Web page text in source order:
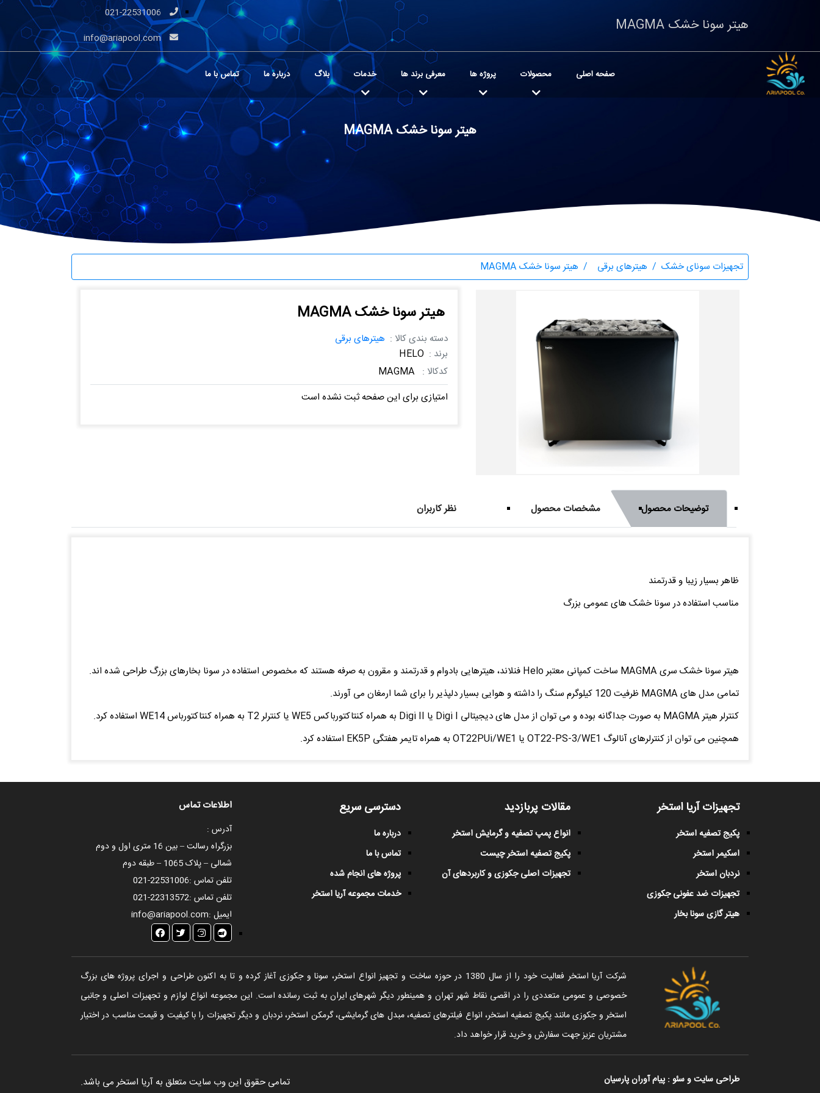
هیتر سونا خشک MAGMA
info@ariapool.com
صفحه اصلی محصولات پروژه ها معرفی برند ها خدمات بلاگ درباره ما تماس با ما
هیتر سونا خشک MAGMA
تجهیزات سونای خشک هیترهای برقی هیتر سونا خشک MAGMA
هیتر سونا خشک MAGMA
دسته بندی کالا : هیترهای برقی
برند : HELO
کدکالا : MAGMA
امتیازی برای این صفحه ثبت نشده است
توضیحات محصول مشخصات محصول نظر کاربران
ظاهر بسیار زیبا و قدرتمند
مناسب استفاده در سونا خشک های عمومی بزرگ
هیتر سونا خشک سری MAGMA ساخت کمپانی معتبر Helo فنلاند، هیترهایی بادوام و قدرتمند و مقرون به صرفه هستند که مخصوص استفاده در سونا بخارهای بزرگ طراحی شده اند.
تمامی مدل های MAGMA ظرفیت 120 کیلوگرم سنگ را داشته و هوایی بسیار دلپذیر را برای شما ارمغان می آورند.
کنترلر هیتر MAGMA به صورت جداگانه بوده و می توان از مدل های دیجیتالی Digi I یا Digi II به همراه کنتاکتورباکس WE5 یا کنترلر T2 به همراه کنتاکتورباس WE14 استفاده کرد.
همچنین می توان از کنترلرهای آنالوگ OT22-PS-3/WE1 یا OT22PUi/WE1 به همراه تایمر هفتگی EK5P استفاده کرد.
تجهیزات آریا استخر
پکیج تصفیه استخر
اسکیمر استخر
نردبان استخر
تجهیزات ضد عفونی جکوزی
هیتر گازی سونا بخار
مقالات پربازدید
انواع پمپ تصفیه و گرمایش استخر
پکیج تصفیه استخر چیست
تجهیزات اصلی جکوزی و کاربردهای آن
دسترسی سریع
درباره ما
تماس با ما
پروژه های انجام شده
خدمات مجموعه آریا استخر
اطلاعات تماس
آدرس :
بزرگراه رسالت – بین 16 متری اول و دوم
شمالی – پلاک 1065 – طبقه دوم
تلفن تماس :021-22531006
تلفن تماس :021-22313572
ایمیل :info@ariapool.com
شرکت آریا استخر فعالیت خود را از سال 1380 در حوزه ساخت و تجهیز انواع استخر، سونا و جکوزی آغاز کرده و تا به اکنون طراحی و اجرای پروژه های بزرگ
خصوصی و عمومی متعددی را در اقصی نقاط شهر تهران و همینطور دیگر شهرهای ایران به ثبت رسانده است. این مجموعه انواع لوازم و تجهیزات اصلی و جانبی
استخر و جکوزی مانند پکیج تصفیه استخر، انواع فیلترهای تصفیه، مبدل های گرمایشی، گرمکن استخر، نردبان و دیگر تجهیزات را با کیفیت و قیمت مناسب در اختیار
مشتریان عزیز جهت سفارش و خرید قرار خواهد داد.
طراحی سایتوسئو : پیام آوران پارسیان تمامی حقوق این وب سایت متعلق به آریا استخر می باشد.